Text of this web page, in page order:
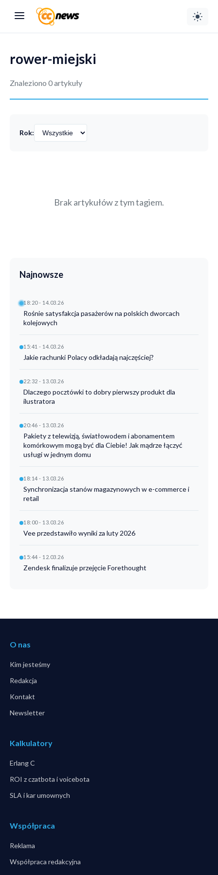
rower-miejski
Znaleziono 0 artykuły
Rok:
Brak artykułów z tym tagiem.
Najnowsze
18:20 - 14.03.26
Rośnie satysfakcja pasażerów na polskich dworcach
kolejowych
15:41 - 14.03.26
Jakie rachunki Polacy odkładają najczęściej?
22:32 - 13.03.26
Dlaczego pocztówki to dobry pierwszy produkt dla
ilustratora
20:46 - 13.03.26
Pakiety z telewizją, światłowodem i abonamentem
komórkowym mogą być dla Ciebie! Jak mądrze łączyć
usługi w jednym domu
18:14 - 13.03.26
Synchronizacja stanów magazynowych w e-commerce i
retail
18:00 - 13.03.26
Vee przedstawiło wyniki za luty 2026
15:44 - 12.03.26
Zendesk finalizuje przejęcie Forethought
O nas
Kim jesteśmy
Redakcja
Kontakt
Newsletter
Kalkulatory
Erlang C
ROI z czatbota i voicebota
SLA i kar umownych
Współpraca
Reklama
Współpraca redakcyjna